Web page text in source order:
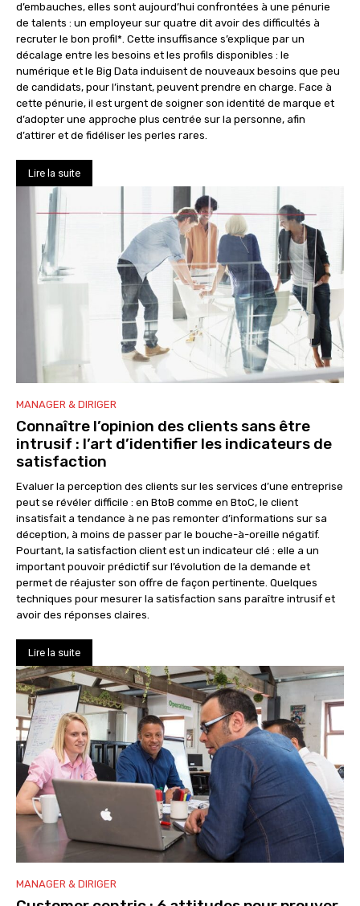
d’embauches, elles sont aujourd’hui confrontées à une pénurie
de talents : un employeur sur quatre dit avoir des difficultés à
recruter le bon profil*. Cette insuffisance s’explique par un
décalage entre les besoins et les profils disponibles : le
numérique et le Big Data induisent de nouveaux besoins que peu
de candidats, pour l’instant, peuvent prendre en charge. Face à
cette pénurie, il est urgent de soigner son identité de marque et
d’adopter une approche plus centrée sur la personne, afin
d’attirer et de fidéliser les perles rares.
Lire la suite
MANAGER & DIRIGER
Connaître l’opinion des clients sans être
intrusif : l’art d’identifier les indicateurs de
satisfaction
Evaluer la perception des clients sur les services d’une entreprise
peut se révéler difficile : en BtoB comme en BtoC, le client
insatisfait a tendance à ne pas remonter d’informations sur sa
déception, à moins de passer par le bouche-à-oreille négatif.
Pourtant, la satisfaction client est un indicateur clé : elle a un
important pouvoir prédictif sur l’évolution de la demande et
permet de réajuster son offre de façon pertinente. Quelques
techniques pour mesurer la satisfaction sans paraître intrusif et
avoir des réponses claires.
Lire la suite
MANAGER & DIRIGER